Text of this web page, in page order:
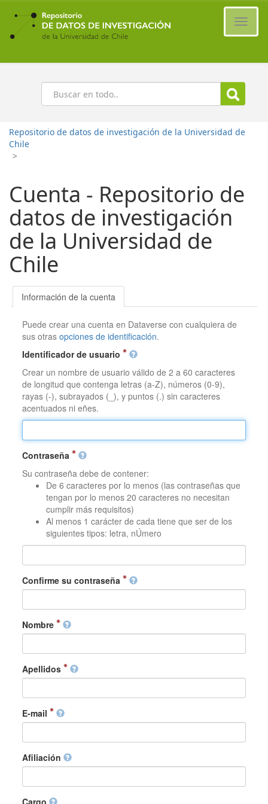
Ir
contenido
principal
Buscar
Repositorio de datos de investigación de la Universidad de
Chile
>
Cuenta - Repositorio de
datos de investigación
de la Universidad de
Chile
Información de la cuenta
Puede crear una cuenta en Dataverse con cualquiera de
sus otrasopciones de identificación.
Identificador de usuario
Crear un nombre de usuario válido de 2 a 60 caracteres
de longitud que contenga letras (a-Z), números (0-9),
rayas (-), subrayados (_), y puntos (.) sin caracteres
acentuados ni eñes.
Contraseña
Su contraseña debe de contener:
De 6 caracteres por lo menos (las contraseñas que
tengan por lo menos 20 caracteres no necesitan
cumplir más requisitos)
Al menos 1 carácter de cada tiene que ser de los
siguientes tipos: letra, nÚmero
Confirme su contraseña
Nombre
Apellidos
E-mail
Afiliación
Cargo